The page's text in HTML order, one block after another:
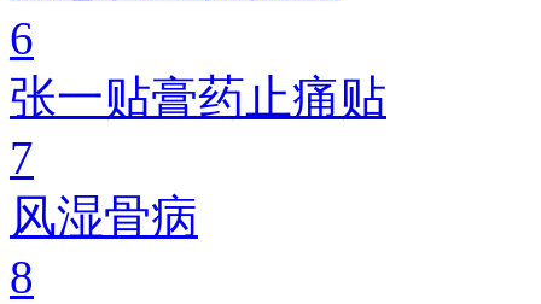
6
张一贴膏药止痛贴
7
风湿骨病
8